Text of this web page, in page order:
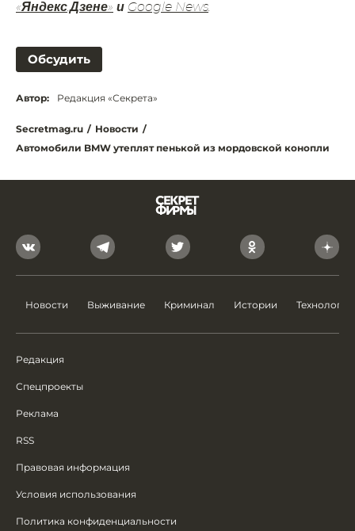
«Яндекс.Дзене» и Google News
Обсудить
Автор: Редакция «Секрета»
Secretmag.ru / Новости /
Автомобили BMW утеплят пенькой из мордовской конопли
Новости Выживание Криминал Истории Технологии
Редакция
Спецпроекты
Реклама
RSS
Правовая информация
Условия использования
Политика конфиденциальности